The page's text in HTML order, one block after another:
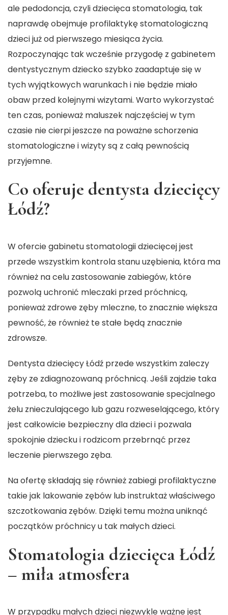
ale pedodoncja, czyli dziecięca stomatologia, tak
naprawdę obejmuje profilaktykę stomatologiczną
dzieci już od pierwszego miesiąca życia.
Rozpoczynając tak wcześnie przygodę z gabinetem
dentystycznym dziecko szybko zaadaptuje się w
tych wyjątkowych warunkach i nie będzie miało
obaw przed kolejnymi wizytami. Warto wykorzystać
ten czas, ponieważ maluszek najczęściej w tym
czasie nie cierpi jeszcze na poważne schorzenia
stomatologiczne i wizyty są z całą pewnością
przyjemne.
Co oferuje dentysta dziecięcy
Łódź?
W ofercie gabinetu stomatologii dziecięcej jest
przede wszystkim kontrola stanu uzębienia, która ma
również na celu zastosowanie zabiegów, które
pozwolą uchronić mleczaki przed próchnicą,
ponieważ zdrowe zęby mleczne, to znacznie większa
pewność, że również te stałe będą znacznie
zdrowsze.
Dentysta dziecięcy Łódź przede wszystkim zaleczy
zęby ze zdiagnozowaną próchnicą. Jeśli zajdzie taka
potrzeba, to możliwe jest zastosowanie specjalnego
żelu znieczulającego lub gazu rozweselającego, który
jest całkowicie bezpieczny dla dzieci i pozwala
spokojnie dziecku i rodzicom przebrnąć przez
leczenie pierwszego zęba.
Na ofertę składają się również zabiegi profilaktyczne
takie jak lakowanie zębów lub instruktaż właściwego
szczotkowania zębów. Dzięki temu można uniknąć
początków próchnicy u tak małych dzieci.
Stomatologia dziecięca Łódź
– miła atmosfera
W przypadku małych dzieci niezwykle ważne jest